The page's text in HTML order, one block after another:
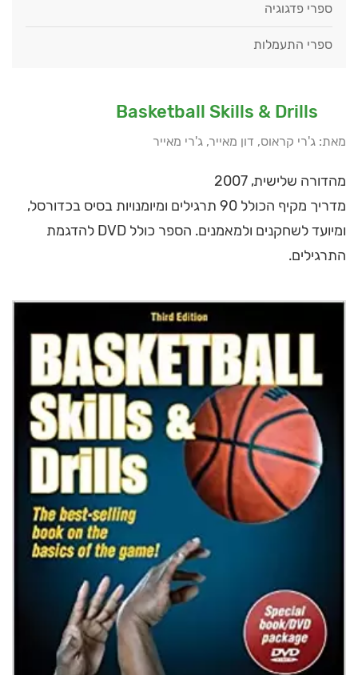
ספרי פדגוגיה
ספרי התעמלות
Basketball Skills & Drills
מאת: ג'רי קראוס, דון מאייר, ג'רי מאייר
מהדורה שלישית, 2007
מדריך מקיף הכולל 90 תרגילים ומיומנויות בסיס בכדורסל,
ומיועד לשחקנים ולמאמנים. הספר כולל DVD להדגמת
התרגילים.